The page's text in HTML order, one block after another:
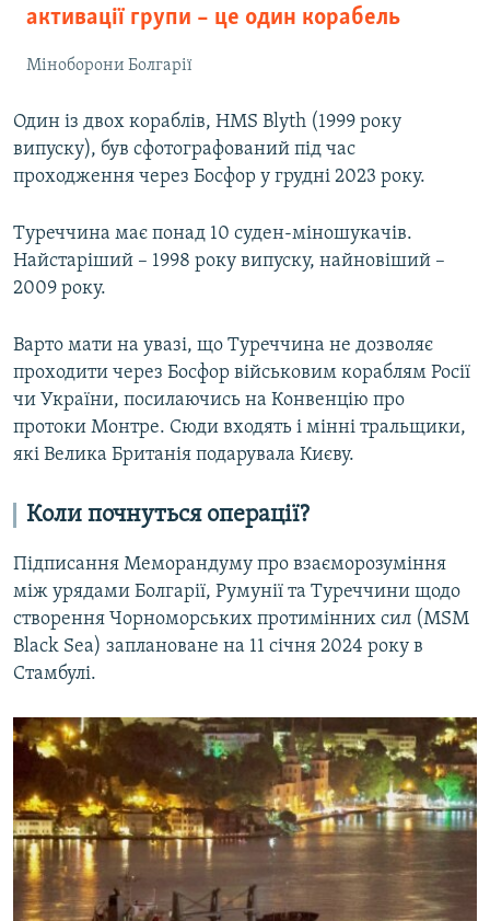
активації групи – це один корабель
Міноборони Болгарії
Один із двох кораблів, HMS Blyth (1999 року
випуску), був сфотографований під час
проходження через Босфор у грудні 2023 року.
Туреччина має понад 10 суден-міношукачів.
Найстаріший – 1998 року випуску, найновіший –
2009 року.
Варто мати на увазі, що Туреччина не дозволяє
проходити через Босфор військовим кораблям Росії
чи України, посилаючись на Конвенцію про
протоки Монтре. Сюди входять і мінні тральщики,
які Велика Британія подарувала Києву.
Коли почнуться операції?
Підписання Меморандуму про взаєморозуміння
між урядами Болгарії, Румунії та Туреччини щодо
створення Чорноморських протимінних сил (MSM
Black Sea) заплановане на 11 січня 2024 року в
Стамбулі.